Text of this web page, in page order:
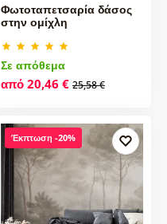
Φωτοταπετσαρία δάσος
στην ομίχλη
Σε απόθεμα
από 20,46 € 25,58 €
Έκπτωση -20%